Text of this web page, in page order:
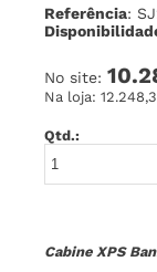
Referência:
No site:
Na loja:
Qtd.:
Cabine XPS